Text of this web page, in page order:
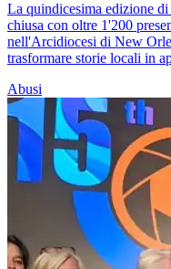
La quindicesima edizione
chiusa con oltre 1'200
nell'Arcidiocesi di New
trasformare storie locali in
Abusi